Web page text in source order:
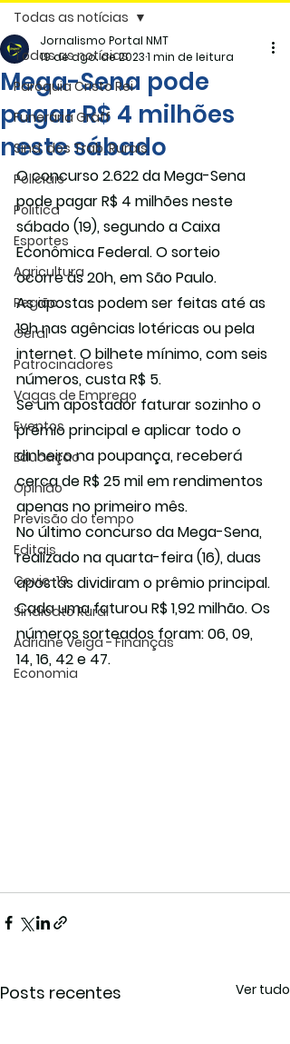
Todas as notícias
Paróquia Cristo Rei
Funerária Gräff
Sind. dos Trab. Rurais
Policiais
Politica
Esportes
Agricultura
Região
Geral
Patrocinadores
Vagas de Emprego
Eventos
Educação
Opinião
Previsão do tempo
Editais
Covic-19
Sindicato Rural
Adriane Veiga - Finanças
Economia
Todas as notícias
Mega-Sena pode
pagar R$ 4 milhões
neste sábado
Jornalismo Portal NMT
19 de ago. de 20231 min de leitura
O concurso 2.622 da Mega-Sena
pode pagar R$ 4 milhões neste
sábado (19), segundo a Caixa
Econômica Federal. O sorteio
ocorre às 20h, em São Paulo.
As apostas podem ser feitas até as
19h nas agências lotéricas ou pela
internet. O bilhete mínimo, com seis
números, custa R$ 5.
Se um apostador faturar sozinho o
prêmio principal e aplicar todo o
dinheiro na poupança, receberá
cerca de R$ 25 mil em rendimentos
apenas no primeiro mês.
No último concurso da Mega-Sena,
realizado na quarta-feira (16), duas
apostas dividiram o prêmio principal.
Cada uma faturou R$ 1,92 milhão. Os
números sorteados foram: 06, 09,
14, 16, 42 e 47.
Posts recentes Ver tudo